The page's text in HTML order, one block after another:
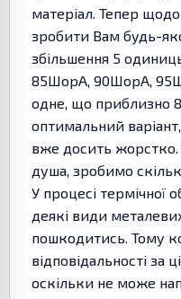
матеріал. Тепер
зробити Вам будь-
збільшення 5
85ШорА, 90ШорА,
одне, що приблизно
оптимальний
вже досить
душа, зробимо
У процесі термічної
деякі види
пошкодитись. Тому
відповідальності за
оскільки не може